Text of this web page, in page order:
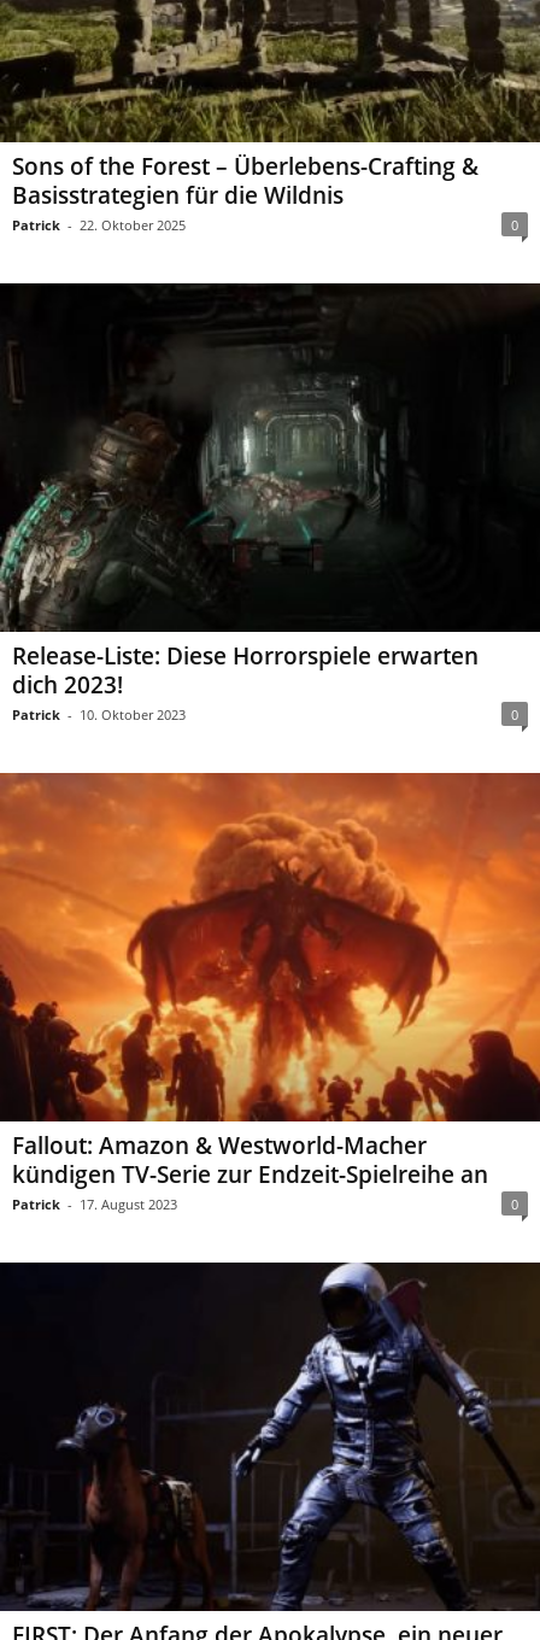
Sons of the Forest – Überlebens-Crafting &
Basisstrategien für die Wildnis
Patrick - 22. Oktober 2025 0
Release-Liste: Diese Horrorspiele erwarten
dich 2023!
Patrick - 10. Oktober 2023 0
Fallout: Amazon & Westworld-Macher
kündigen TV-Serie zur Endzeit-Spielreihe an
Patrick - 17. August 2023 0